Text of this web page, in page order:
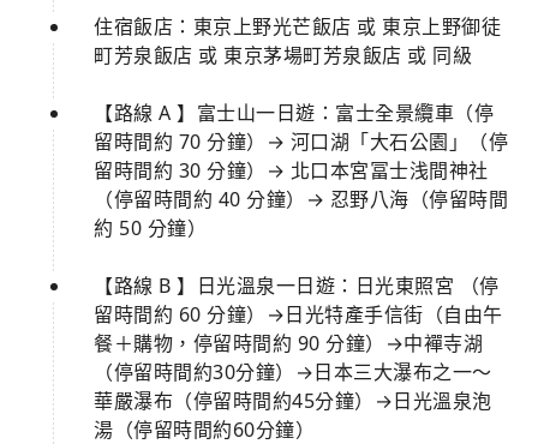
住宿飯店：東京上野光芒飯店 或 東京上野御徒
町芳泉飯店 或 東京茅場町芳泉飯店 或 同級
【路線 A 】富士山一日遊：富士全景纜車（停
留時間約 70 分鐘）→ 河口湖「大石公園」（停
留時間約 30 分鐘）→ 北口本宮冨士浅間神社
（停留時間約 40 分鐘）→ 忍野八海（停留時間
約 50 分鐘）
【路線 B 】日光溫泉一日遊：日光東照宮 （停
留時間約 60 分鐘）→日光特產手信街（自由午
餐＋購物，停留時間約 90 分鐘）→中襌寺湖
（停留時間約30分鐘）→日本三大瀑布之一～
華嚴瀑布（停留時間約45分鐘）→日光溫泉泡
湯（停留時間約60分鐘）